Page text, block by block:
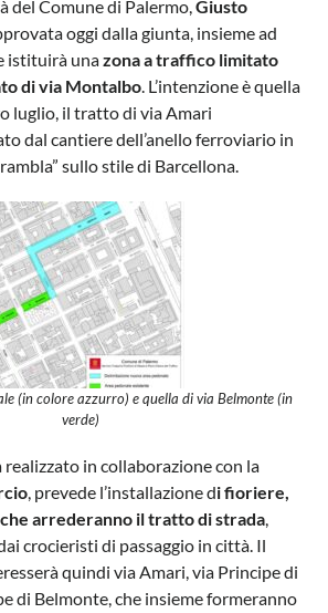
del Comune di Palermo,Giusto
oggi dalla giunta, insieme ad
istituirà unazona a traffico limitato
di via Montalbo. L’intenzione è quella
luglio, il tratto di via Amari
dal cantiere dell’anello ferroviario in
sullo stile di Barcellona.
(in colore azzurro) e quella di via Belmonte (in
verde)
realizzato in collaborazione con la
, prevede l’installazione di fioriere,
arrederanno il tratto di strada,
crocieristi di passaggio in città. Il
quindi via Amari, via Principe di
di Belmonte, che insieme formeranno